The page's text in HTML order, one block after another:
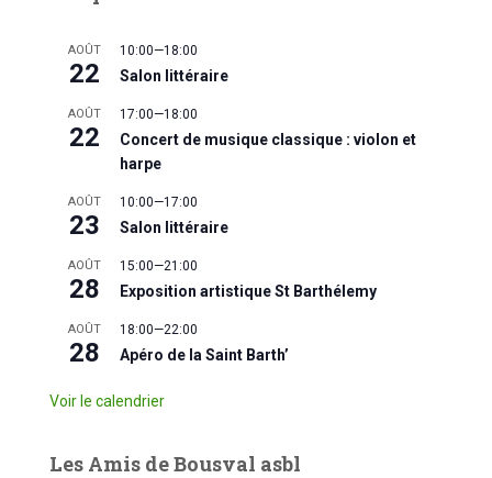
AOÛT
22
10:00—18:00
Salon littéraire
AOÛT
22
17:00—18:00
Concert de musique classique : violon et
harpe
AOÛT
23
10:00—17:00
Salon littéraire
AOÛT
28
15:00—21:00
Exposition artistique St Barthélemy
AOÛT
28
18:00—22:00
Apéro de la Saint Barth’
Voir le calendrier
Les Amis de Bousval asbl